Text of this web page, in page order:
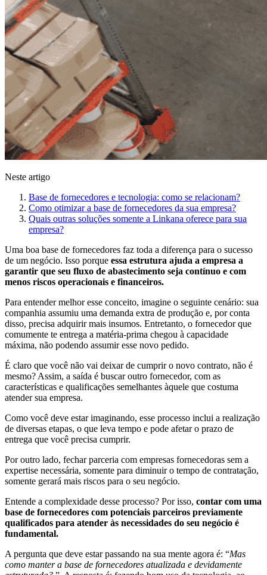
Neste artigo
Base de fornecedores e tecnologia: como se relacionam?
Como otimizar a base de fornecedores da sua empresa?
Quais outras soluções somente a Linkana oferece para sua
empresa?
Uma boa base de fornecedores faz toda a diferença para o sucesso
de um negócio. Isso porque essa estrutura ajuda a empresa a
garantir que seu fluxo de abastecimento seja contínuo e com
menos riscos operacionais e financeiros.
Para entender melhor esse conceito, imagine o seguinte cenário: sua
companhia assumiu uma demanda extra de produção e, por conta
disso, precisa adquirir mais insumos. Entretanto, o fornecedor que
comumente te entrega a matéria-prima chegou à capacidade
máxima, não podendo assumir esse novo pedido.
É claro que você não vai deixar de cumprir o novo contrato, não é
mesmo? Assim, a saída é buscar outro fornecedor, com as
características e qualificações semelhantes àquele que costuma
atender sua empresa.
Como você deve estar imaginando, esse processo inclui a realização
de diversas etapas, o que leva tempo e pode afetar o prazo de
entrega que você precisa cumprir.
Por outro lado, fechar parceria com empresas fornecedoras sem a
expertise necessária, somente para diminuir o tempo de contratação,
somente gerará mais riscos para o seu negócio.
Entende a complexidade desse processo? Por isso, contar com uma
base de fornecedores com potenciais parceiros previamente
qualificados para atender às necessidades do seu negócio é
fundamental.
A pergunta que deve estar passando na sua mente agora é: “Mas
como manter a base de fornecedores atualizada e devidamente